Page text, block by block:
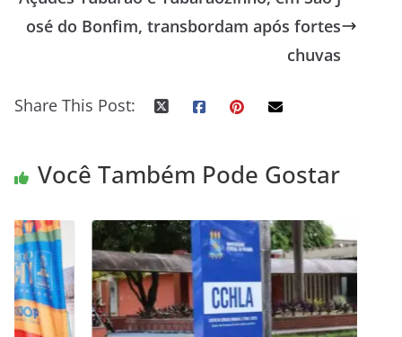
osé do Bonfim, transbordam após fortes
chuvas
Share This Post:
Você Também Pode Gostar